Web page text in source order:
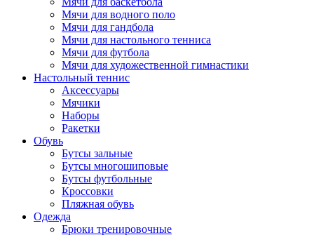
Мячи для водного поло
Мячи для гандбола
Мячи для настольного тенниса
Мячи для футбола
Мячи для художественной гимнастики
Настольный теннис
Аксессуары
Мячики
Наборы
Ракетки
Обувь
Бутсы зальные
Бутсы многошиповые
Бутсы футбольные
Кроссовки
Пляжная обувь
Одежда
Брюки тренировочные